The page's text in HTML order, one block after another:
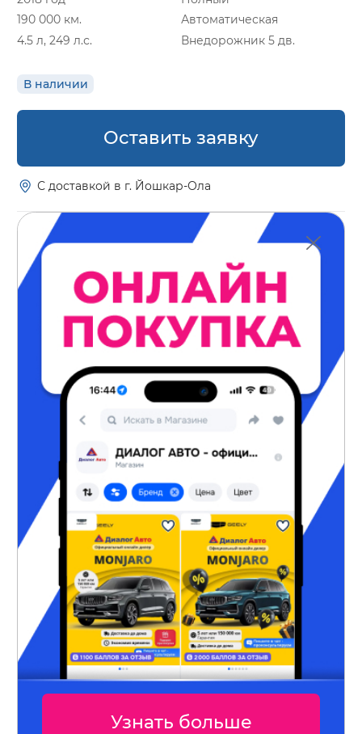
190 000 км.
Автоматическая
4.5 л, 249 л.с.
Внедорожник 5 дв.
В наличии
Оставить заявку
С доставкой в г. Йошкар-Ола
Узнать больше